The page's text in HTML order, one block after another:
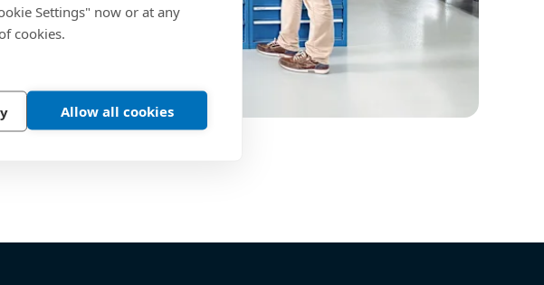
Settings" now or at any
cookies.
Allow all cookies